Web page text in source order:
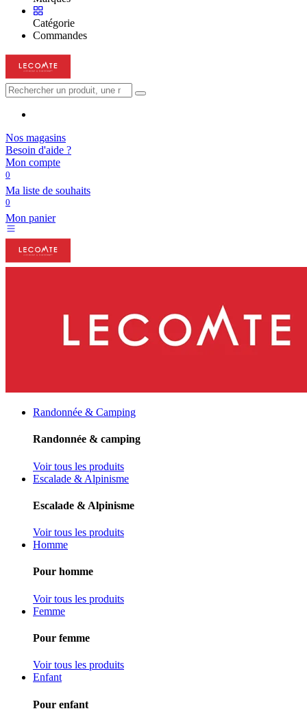
Catégorie
Commandes
Nos magasins
Besoin d'aide ?
Mon compte
0
Ma liste de souhaits
0
Mon panier
Randonnée & Camping
Randonnée & camping
Voir tous les produits
Escalade & Alpinisme
Escalade & Alpinisme
Voir tous les produits
Homme
Pour homme
Voir tous les produits
Femme
Pour femme
Voir tous les produits
Enfant
Pour enfant